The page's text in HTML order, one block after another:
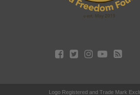
Logo Registered and Trade Mark